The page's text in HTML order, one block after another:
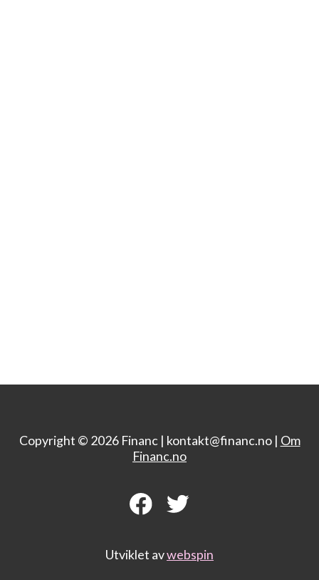
Copyright © 2026 Financ | kontakt@financ.no | Om
Financ.no
Utviklet avwebspin